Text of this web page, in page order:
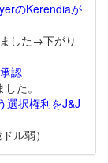
のKerendiaが
した→下がり
認
た。
選択権利をJ&J
ル弱）